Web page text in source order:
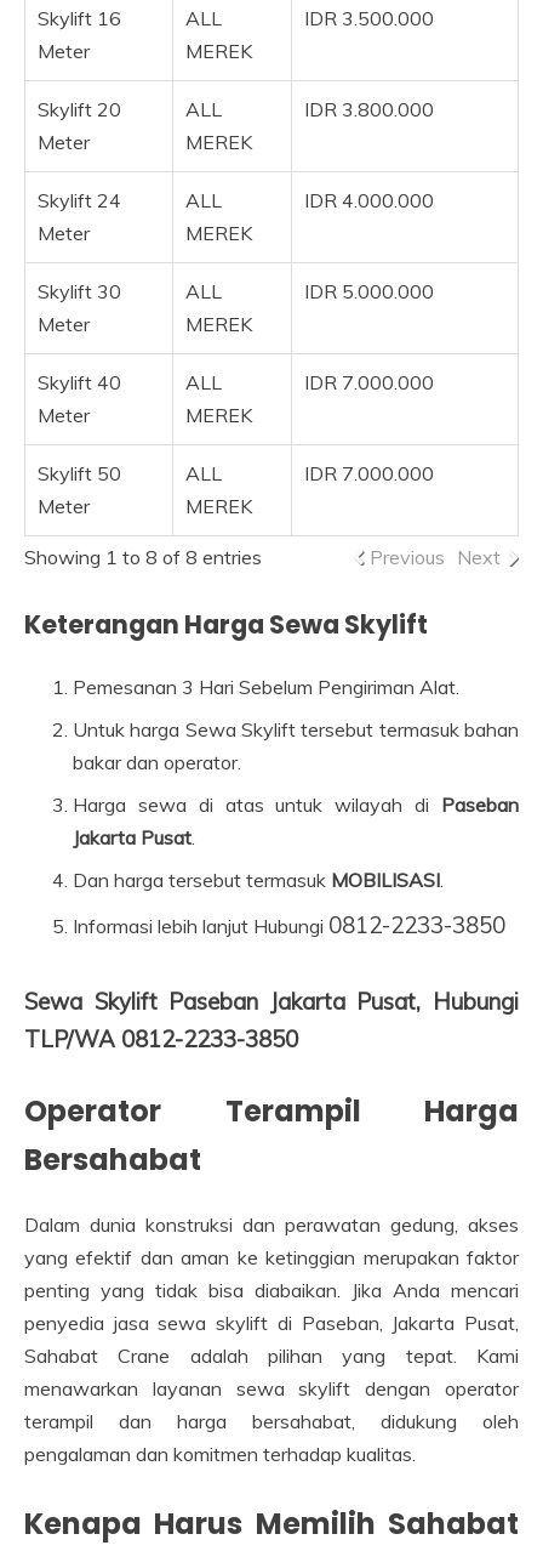
Skylift 16
Meter
ALL
MEREK
IDR 3.500.000
Skylift 20
Meter
ALL
MEREK
IDR 3.800.000
Skylift 24
Meter
ALL
MEREK
IDR 4.000.000
Skylift 30
Meter
ALL
MEREK
IDR 5.000.000
Skylift 40
Meter
ALL
MEREK
IDR 7.000.000
Skylift 50
Meter
ALL
MEREK
IDR 7.000.000
Showing 1 to 8 of 8 entries Previous Next
Keterangan Harga Sewa Skylift
Pemesanan 3 Hari Sebelum Pengiriman Alat.
Untuk harga Sewa Skylift tersebut termasuk bahan
bakar dan operator.
Harga sewa di atas untuk wilayah di Paseban
Jakarta Pusat.
Dan harga tersebut termasuk MOBILISASI.
Informasi lebih lanjut Hubungi 0812-2233-3850
Sewa Skylift Paseban Jakarta Pusat, Hubungi
TLP/WA 0812-2233-3850
Operator Terampil Harga
Bersahabat
Dalam dunia konstruksi dan perawatan gedung, akses
yang efektif dan aman ke ketinggian merupakan faktor
penting yang tidak bisa diabaikan. Jika Anda mencari
penyedia jasa sewa skylift di Paseban, Jakarta Pusat,
Sahabat Crane adalah pilihan yang tepat. Kami
menawarkan layanan sewa skylift dengan operator
terampil dan harga bersahabat, didukung oleh
pengalaman dan komitmen terhadap kualitas.
Kenapa Harus Memilih Sahabat